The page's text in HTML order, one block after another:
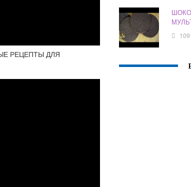
РЕЦЕПТЫ ДЛЯ